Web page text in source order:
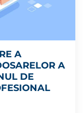
A
A
DE